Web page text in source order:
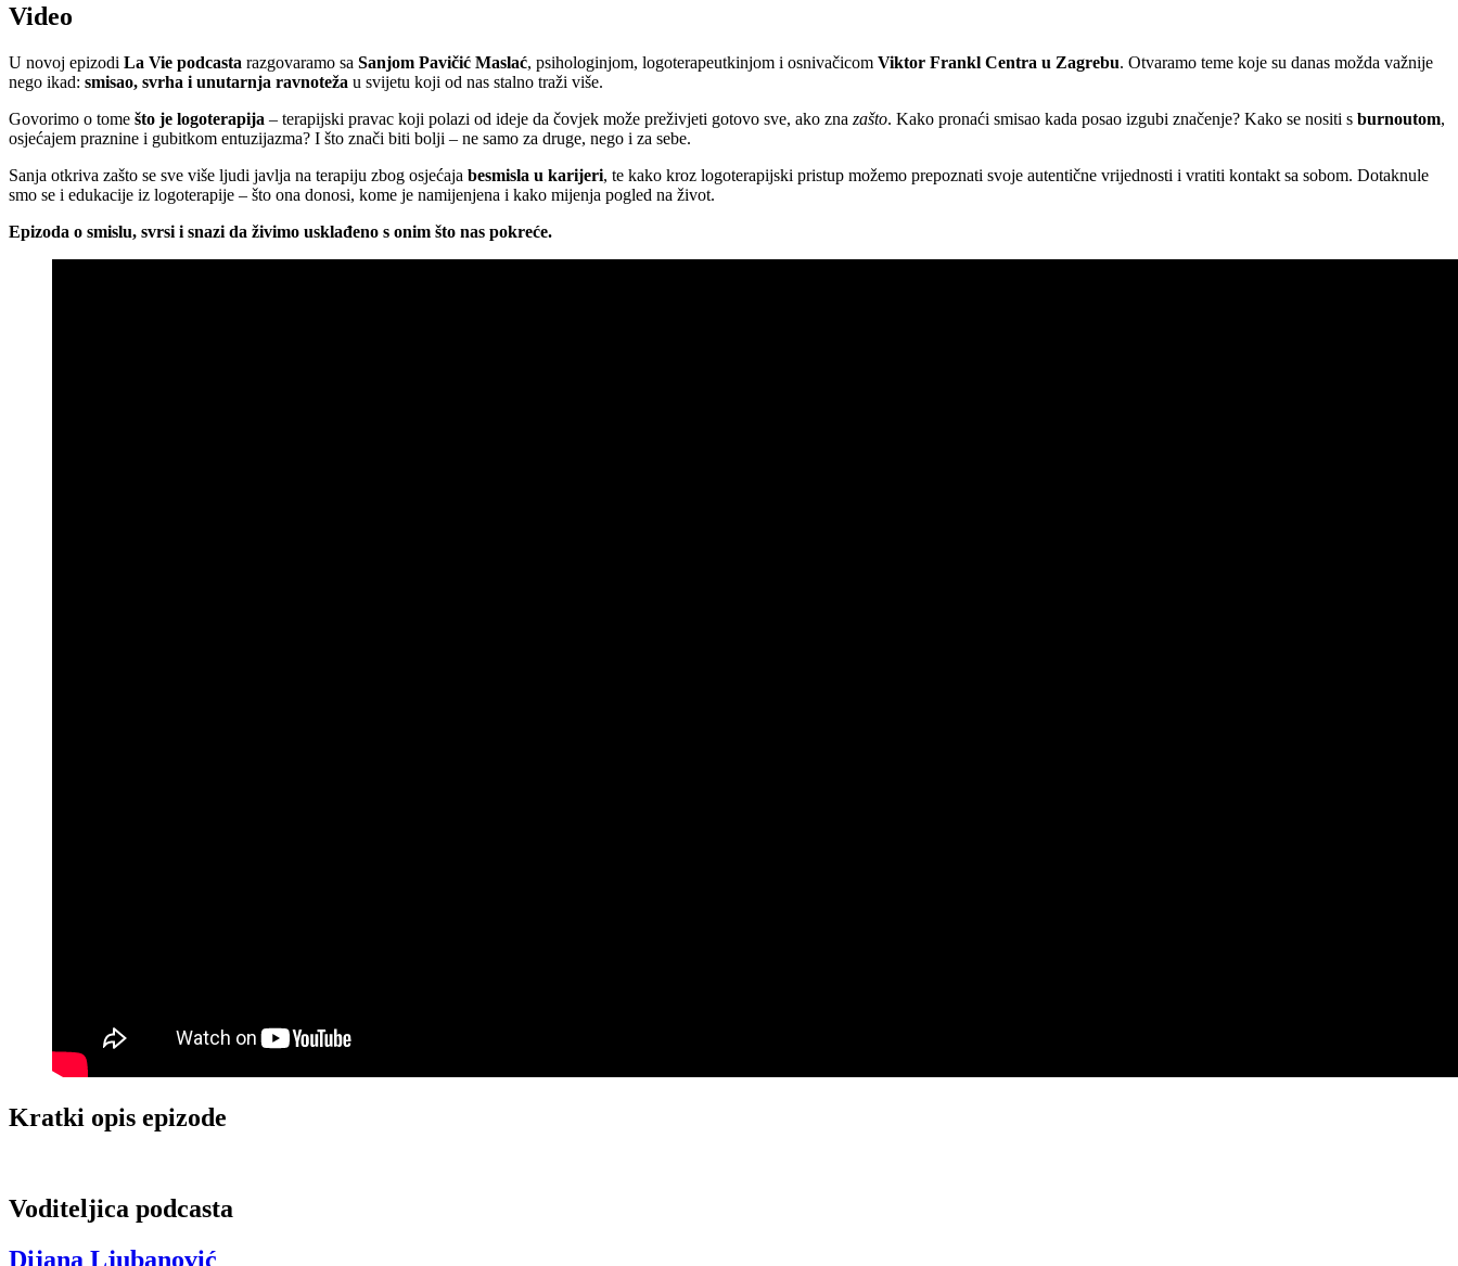
Video
U novoj epizodi La Vie podcasta razgovaramo sa Sanjom Pavičić Maslać, psihologinjom, logoterapeutkinjom i osnivačicom Viktor Frankl Centra u Zagrebu. Otvaramo teme koje su danas možda važnije
nego ikad: smisao, svrha i unutarnja ravnoteža u svijetu koji od nas stalno traži više.
Govorimo o tome što je logoterapija – terapijski pravac koji polazi od ideje da čovjek može preživjeti gotovo sve, ako zna zašto. Kako pronaći smisao kada posao izgubi značenje? Kako se nositi s burnoutom,
osjećajem praznine i gubitkom entuzijazma? I što znači biti bolji – ne samo za druge, nego i za sebe.
Sanja otkriva zašto se sve više ljudi javlja na terapiju zbog osjećaja besmisla u karijeri, te kako kroz logoterapijski pristup možemo prepoznati svoje autentične vrijednosti i vratiti kontakt sa sobom. Dotaknule
smo se i edukacije iz logoterapije – što ona donosi, kome je namijenjena i kako mijenja pogled na život.
Epizoda o smislu, svrsi i snazi da živimo usklađeno s onim što nas pokreće.
Kratki opis epizode
Voditeljica podcasta
Dijana Ljubanović